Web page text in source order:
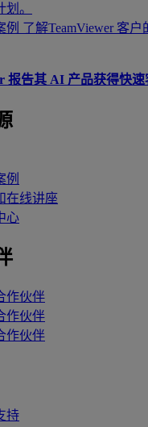
。
例 了解TeamViewer 客户
报告其 AI 产品获得快速
例
在线讲座
心
作伙伴
作伙伴
作伙伴
持